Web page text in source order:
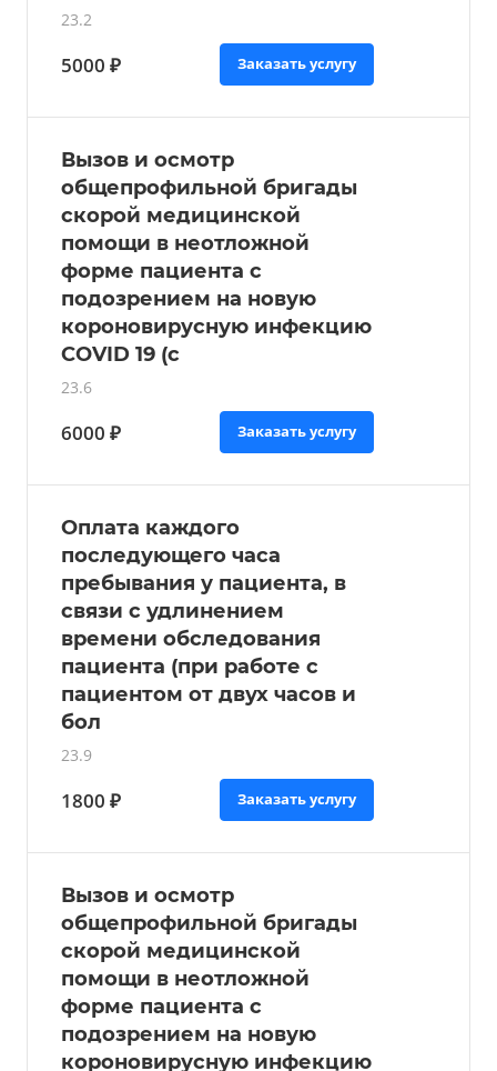
23.2
5000 ₽ Заказать услугу
Вызов и осмотр
общепрофильной бригады
скорой медицинской
помощи в неотложной
форме пациента с
подозрением на новую
короновирусную инфекцию
COVID 19 (с
23.6
6000 ₽ Заказать услугу
Оплата каждого
последующего часа
пребывания у пациента, в
связи с удлинением
времени обследования
пациента (при работе с
пациентом от двух часов и
бол
23.9
1800 ₽ Заказать услугу
Вызов и осмотр
общепрофильной бригады
скорой медицинской
помощи в неотложной
форме пациента с
подозрением на новую
короновирусную инфекцию